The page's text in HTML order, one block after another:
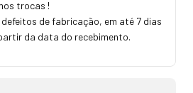
trocas !
de fabricação, em até 7 dias
da data do recebimento.